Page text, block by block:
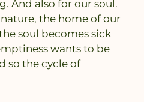
And also for our soul.
the home of our
soul becomes sick
wants to be
so the cycle of